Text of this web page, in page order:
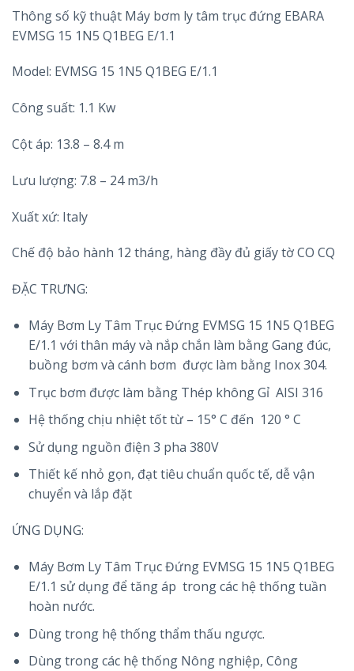
Thông số kỹ thuật Máy bơm ly tâm trục đứng EBARA
EVMSG 15 1N5 Q1BEG E/1.1
Model: EVMSG 15 1N5 Q1BEG E/1.1
Công suất: 1.1 Kw
Cột áp: 13.8 – 8.4 m
Lưu lượng: 7.8 – 24 m3/h
Xuất xứ: Italy
Chế độ bảo hành 12 tháng, hàng đầy đủ giấy tờ CO CQ
ĐẶC TRƯNG:
Máy Bơm Ly Tâm Trục Đứng EVMSG 15 1N5 Q1BEG
E/1.1 với thân máy và nắp chắn làm bằng Gang đúc,
buồng bơm và cánh bơm được làm bằng Inox 304.
Trục bơm được làm bằng Thép không Gỉ AISI 316
Hệ thống chịu nhiệt tốt từ – 15° C đến 120 ° C
Sử dụng nguồn điện 3 pha 380V
Thiết kế nhỏ gọn, đạt tiêu chuẩn quốc tế, dễ vận
chuyển và lắp đặt
ỨNG DỤNG:
Máy Bơm Ly Tâm Trục Đứng EVMSG 15 1N5 Q1BEG
E/1.1 sử dụng để tăng áp trong các hệ thống tuần
hoàn nước.
Dùng trong hệ thống thẩm thấu ngược.
Dùng trong các hệ thống Nông nghiệp, Công